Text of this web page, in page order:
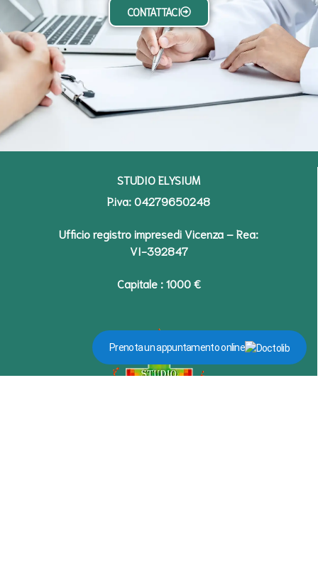
CONTATTACI
STUDIO ELYSIUM
P.iva: 04279650248
Ufficio registro impresedi Vicenza – Rea:
VI-392847
Capitale : 1000 €
Prenota un appuntamento online